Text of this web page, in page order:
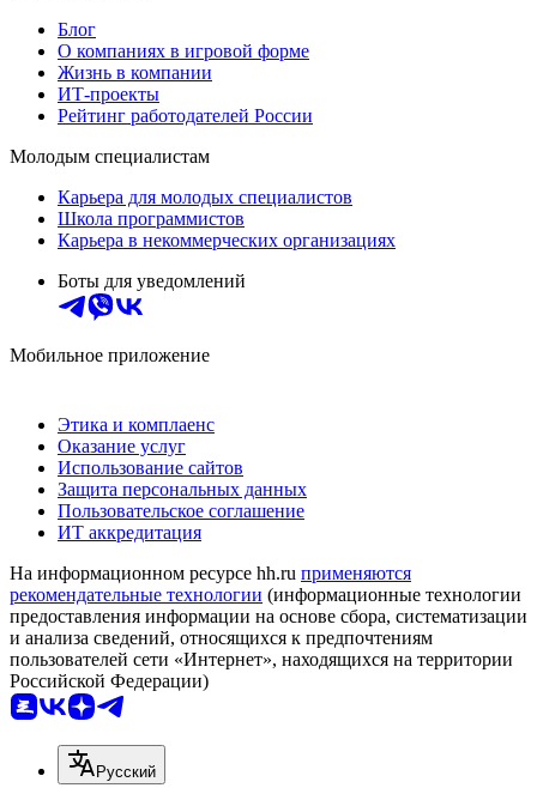
Блог
О компаниях в игровой форме
Жизнь в компании
ИТ-проекты
Рейтинг работодателей России
Молодым специалистам
Карьера для молодых специалистов
Школа программистов
Карьера в некоммерческих организациях
Боты для уведомлений
Мобильное приложение
Этика и комплаенс
Оказание услуг
Использование сайтов
Защита персональных данных
Пользовательское соглашение
ИТ аккредитация
На информационном ресурсе hh.ru применяются
рекомендательные технологии (информационные технологии
предоставления информации на основе сбора, систематизации
и анализа сведений, относящихся к предпочтениям
пользователей сети «Интернет», находящихся на территории
Российской Федерации)
Русский